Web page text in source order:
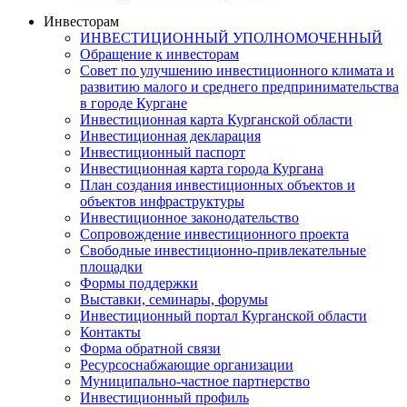
Инвесторам
ИНВЕСТИЦИОННЫЙ УПОЛНОМОЧЕННЫЙ
Обращение к инвесторам
Совет по улучшению инвестиционного климата и
развитию малого и среднего предпринимательства
в городе Кургане
Инвестиционная карта Курганской области
Инвестиционная декларация
Инвестиционный паспорт
Инвестиционная карта города Кургана
План создания инвестиционных объектов и
объектов инфраструктуры
Инвестиционное законодательство
Сопровождение инвестиционного проекта
Свободные инвестиционно-привлекательные
площадки
Формы поддержки
Выставки, семинары, форумы
Инвестиционный портал Курганской области
Контакты
Форма обратной связи
Ресурсоснабжающие организации
Муниципально-частное партнерство
Инвестиционный профиль